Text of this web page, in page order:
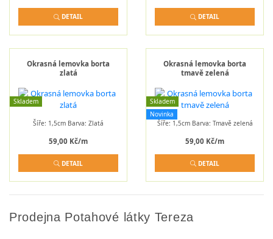
DETAIL DETAIL
Okrasná lemovka borta
zlatá
Skladem
Šíře: 1,5cm Barva: Zlatá
59,00 Kč/m
DETAIL
Okrasná lemovka borta
tmavě zelená
Skladem
Novinka
Šíře: 1,5cm Barva: Tmavě zelená
59,00 Kč/m
DETAIL
Prodejna Potahové látky Tereza